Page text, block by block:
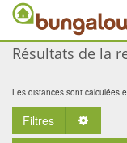
Résultats de la
Les distances sont calculées
Filtres